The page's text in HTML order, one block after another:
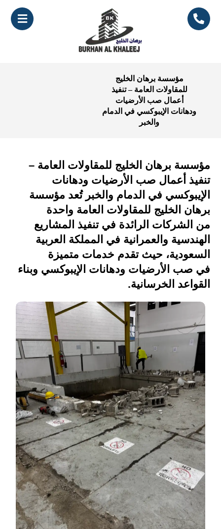
مؤسسة برهان الخليج
للمقاولات العامة – تنفيذ
أعمال صب الأرضيات
ودهانات الإيبوكسي في الدمام
والخبر
مؤسسة برهان الخليج للمقاولات العامة –
تنفيذ أعمال صب الأرضيات ودهانات
الإيبوكسي في الدمام والخبر تُعد مؤسسة
برهان الخليج للمقاولات العامة واحدة
من الشركات الرائدة في تنفيذ المشاريع
الهندسية والعمرانية في المملكة العربية
السعودية، حيث تقدم خدمات متميزة
في صب الأرضيات ودهانات الإيبوكسي وبناء
القواعد الخرسانية.